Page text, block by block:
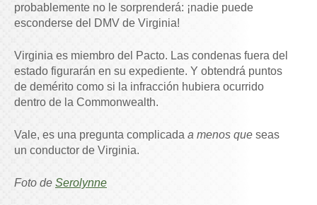
probablemente no le sorprenderá: ¡nadie puede
esconderse del DMV de Virginia!
Virginia es miembro del Pacto. Las condenas fuera del
estado figurarán en su expediente. Y obtendrá puntos
de demérito como si la infracción hubiera ocurrido
dentro de la Commonwealth.
Vale, es una pregunta complicada a menos que seas
un conductor de Virginia.
Foto de Serolynne